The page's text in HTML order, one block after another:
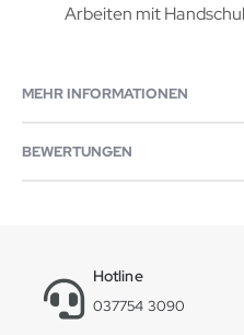
Arbeiten mit
MEHR INFORMATIONEN
BEWERTUNGEN
Hotline
037754 3090